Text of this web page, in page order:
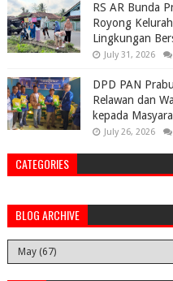
RS AR Bunda
Royong
Lingkungan
July 31, 2026
DPD PAN
Relawan dan
kepada
July 26, 2026
CATEGORIES
BLOG ARCHIVE